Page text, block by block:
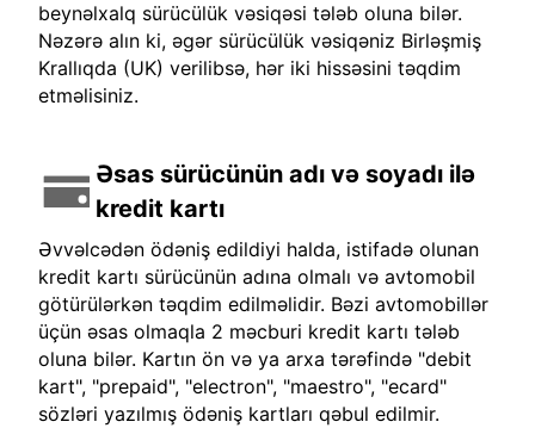
beynəlxalq sürücülük vəsiqəsi tələb oluna bilər.
Nəzərə alın ki, əgər sürücülük vəsiqəniz Birləşmiş
Krallıqda (UK) verilibsə, hər iki hissəsini təqdim
etməlisiniz.
Əsas sürücünün adı və soyadı ilə
kredit kartı
Əvvəlcədən ödəniş edildiyi halda, istifadə olunan
kredit kartı sürücünün adına olmalı və avtomobil
götürülərkən təqdim edilməlidir. Bəzi avtomobillər
üçün əsas olmaqla 2 məcburi kredit kartı tələb
oluna bilər. Kartın ön və ya arxa tərəfində "debit
kart", "prepaid", "electron", "maestro", "ecard"
sözləri yazılmış ödəniş kartları qəbul edilmir.